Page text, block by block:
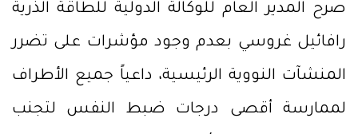
صرح المدير العام للوكالة الدولية للطاقة الذرية
رافائيل غروسي بعدم وجود مؤشرات على تضرر
المنشآت النووية الرئيسية، داعياً جميع الأطراف
لممارسة أقصى درجات ضبط النفس لتجنب